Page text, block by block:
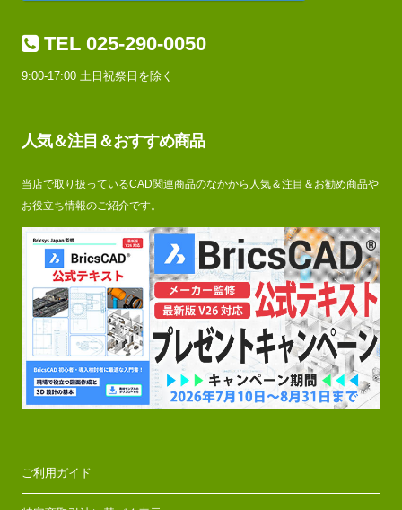
TEL 025-290-0050
9:00-17:00 土日祝祭日を除く
人気＆注目＆おすすめ商品
当店で取り扱っているCAD関連商品のなかから人気＆注目＆お勧め商品や
お役立ち情報のご紹介です。
ご利用ガイド